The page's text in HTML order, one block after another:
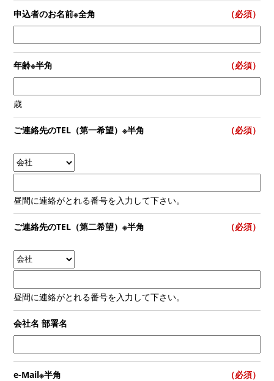
申込者のお名前※全角 （必須）
年齢※半角 （必須）
歳
ご連絡先のTEL（第一希望）※半角 （必須）
昼間に連絡がとれる番号を入力して下さい。
ご連絡先のTEL（第二希望）※半角 （必須）
昼間に連絡がとれる番号を入力して下さい。
会社名 部署名
e-Mail※半角 （必須）